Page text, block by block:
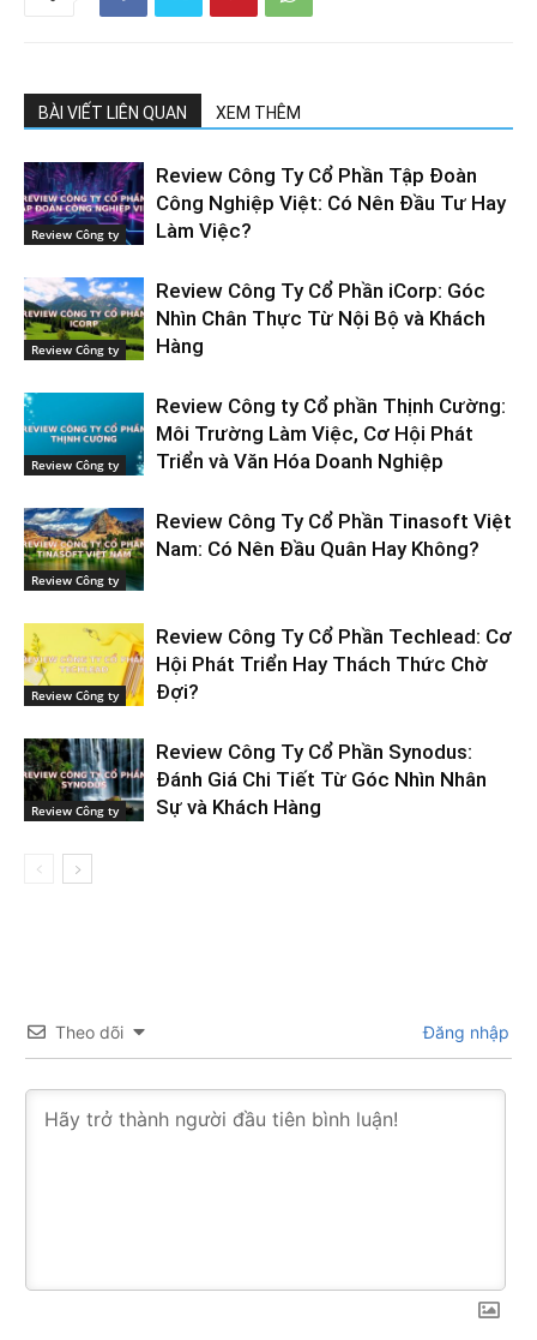
BÀI VIẾT LIÊN QUAN XEM THÊM
Review Công ty
Review Công Ty Cổ Phần Tập Đoàn
Công Nghiệp Việt: Có Nên Đầu Tư Hay
Làm Việc?
Review Công ty
Review Công Ty Cổ Phần iCorp: Góc
Nhìn Chân Thực Từ Nội Bộ và Khách
Hàng
Review Công ty
Review Công ty Cổ phần Thịnh Cường:
Môi Trường Làm Việc, Cơ Hội Phát
Triển và Văn Hóa Doanh Nghiệp
Review Công ty
Review Công Ty Cổ Phần Tinasoft Việt
Nam: Có Nên Đầu Quân Hay Không?
Review Công ty
Review Công Ty Cổ Phần Techlead: Cơ
Hội Phát Triển Hay Thách Thức Chờ
Đợi?
Review Công ty
Review Công Ty Cổ Phần Synodus:
Đánh Giá Chi Tiết Từ Góc Nhìn Nhân
Sự và Khách Hàng
Theo dõi Đăng nhập